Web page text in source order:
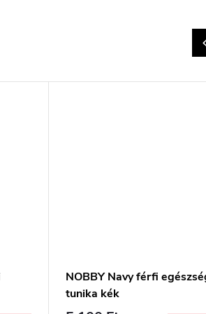
NOBBY Navy férfi
tunika kék